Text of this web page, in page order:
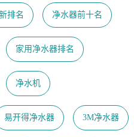
排名 净水器前十名
家用净水器排名
净水机
易开得净水器 3M净水器